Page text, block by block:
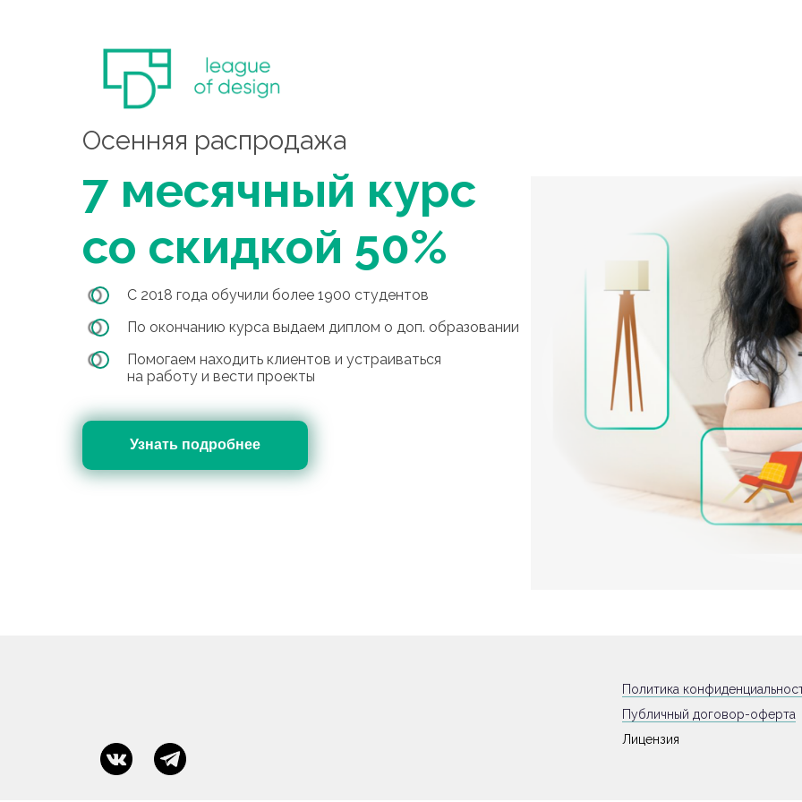
Осенняя распродажа
7 месячный курс
со скидкой 50%
С 2018 года обучили более 1900 студентов
По окончанию курса выдаем диплом о доп. образовании
Помогаем находить клиентов и устраиваться
на работу и вести проекты
Узнать подробнее
Политика
Публичный договор-оферта
Лицензия